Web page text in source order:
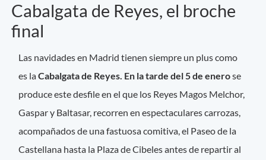
Cabalgata de Reyes, el broche
final
Las navidades en Madrid tienen siempre un plus como
es laCabalgata de Reyes. En la tarde del 5 de enerose
produce este desfile en el que los Reyes Magos Melchor,
Gaspar y Baltasar, recorren en espectaculares carrozas,
acompañados de una fastuosa comitiva, el Paseo de la
Castellana hasta la Plaza de Cibeles antes de repartir al